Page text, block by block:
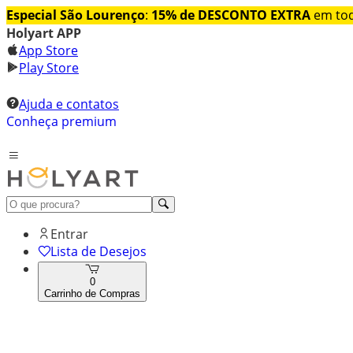
Especial São Lourenço: 15% de DESCONTO EXTRA em
Holyart APP
App Store
Play Store
Ajuda e contatos
Conheça premium
Entrar
Lista de Desejos
0
Carrinho de Compras